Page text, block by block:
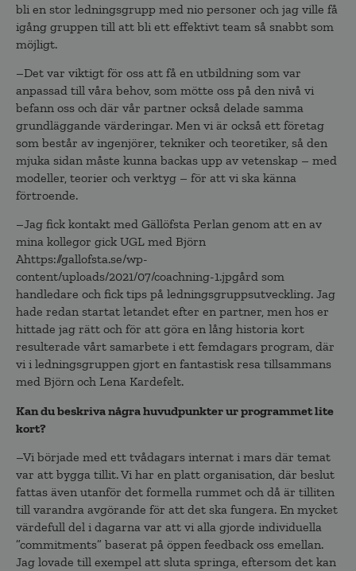
bli en stor ledningsgrupp med nio personer och jag ville få
igång gruppen till att bli ett effektivt team så snabbt som
möjligt.
–Det var viktigt för oss att få en utbildning som var
anpassad till våra behov, som mötte oss på den nivå vi
befann oss och där vår partner också delade samma
grundläggande värderingar. Men vi är också ett företag
som består av ingenjörer, tekniker och teoretiker, så den
mjuka sidan måste kunna backas upp av vetenskap – med
modeller, teorier och verktyg – för att vi ska känna
förtroende.
–Jag fick kontakt med Gällöfsta Perlan genom att en av
mina kollegor gick UGL med Björn
Ahttps://gallofsta.se/wp-
content/uploads/2021/07/coachning-1.jpgård som
handledare och fick tips på ledningsgruppsutveckling. Jag
hade redan startat letandet efter en partner, men hos er
hittade jag rätt och för att göra en lång historia kort
resulterade vårt samarbete i ett femdagars program, där
vi i ledningsgruppen gjort en fantastisk resa tillsammans
med Björn och Lena Kardefelt.
Kan du beskriva några huvudpunkter ur programmet lite
kort?
–Vi började med ett tvådagars internat i mars där temat
var att bygga tillit. Vi har en platt organisation, där beslut
fattas även utanför det formella rummet och då är tilliten
till varandra avgörande för att det ska fungera. En mycket
värdefull del i dagarna var att vi alla gjorde individuella
”commitments” baserat på öppen feedback oss emellan.
Jag lovade till exempel att sluta springa, eftersom det kan